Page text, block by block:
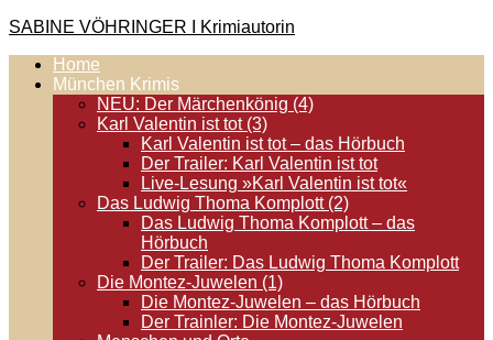
Zum
springen
SABINE VÖHRINGER I Krimiautorin
Krimis, bei denen das universell Menschliche im Vordergrund
steht. Spielen zentral in der Münchner Altstadt.
Home
München Krimis
NEU: Der Märchenkönig (4)
Karl Valentin ist tot (3)
Karl Valentin ist tot – das Hörbuch
Der Trailer: Karl Valentin ist tot
Live-Lesung »Karl Valentin ist tot«
Das Ludwig Thoma Komplott (2)
Das Ludwig Thoma Komplott – das
Hörbuch
Der Trailer: Das Ludwig Thoma Komplott
Die Montez-Juwelen (1)
Die Montez-Juwelen – das Hörbuch
Der Trainler: Die Montez-Juwelen